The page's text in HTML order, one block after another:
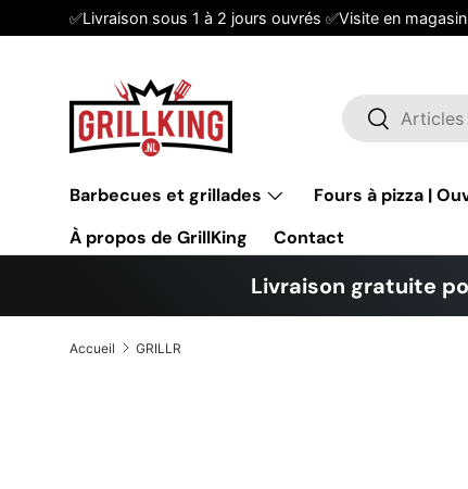
Aller au contenu
✅Livraison sous 1 à 2 jours ouvrés ✅Visite en
Recherche
Rechercher
Barbecues et grillades Fours à pizza |
À propos de GrillKing
Contact
Livraison gratuite
Accueil GRILLR